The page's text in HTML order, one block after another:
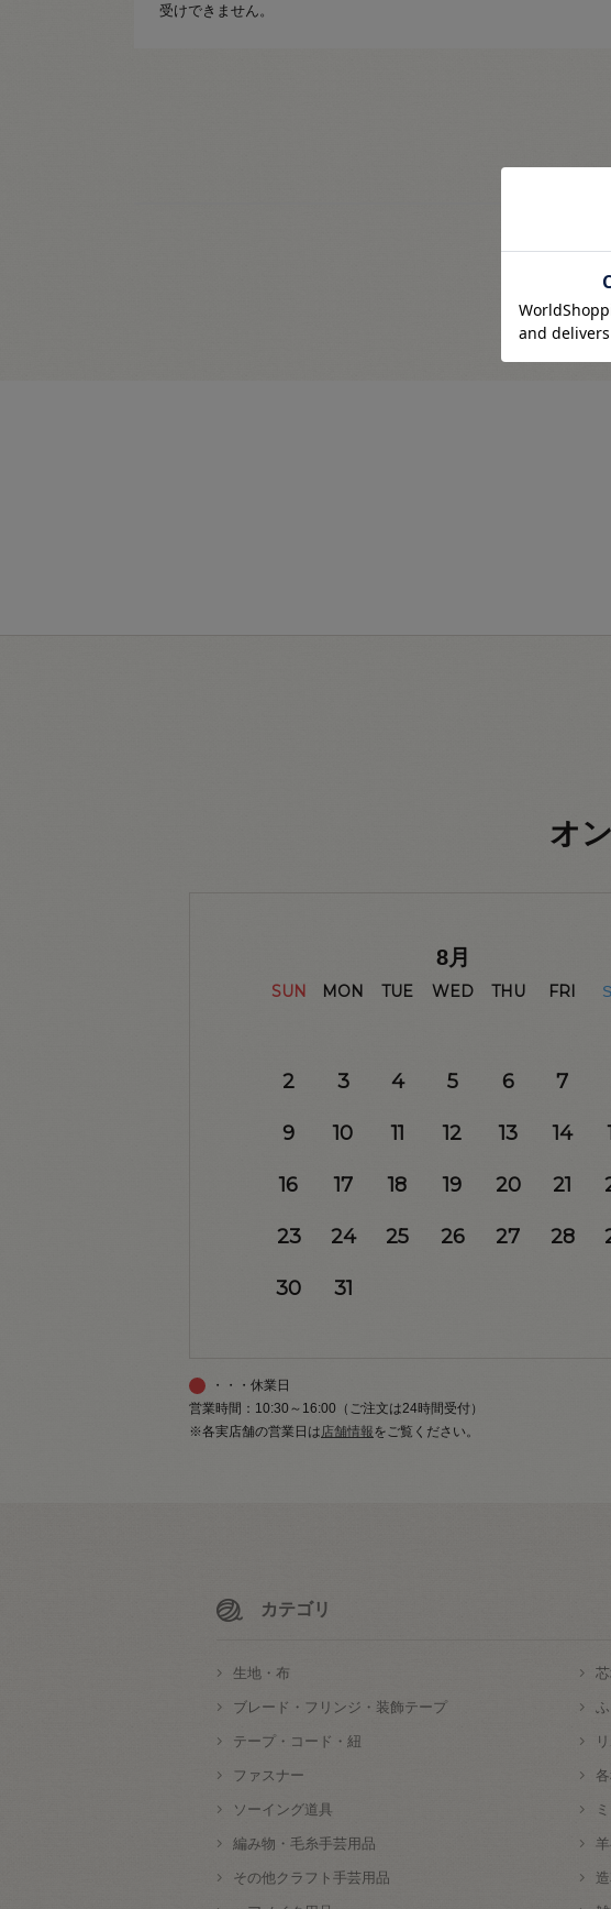
受けできません。
オ
8月
SUN MON TUE WED THU FRI
2 3 4 5 6 7
9 10 11 12 13 14
16 17 18 19 20 21
23 24 25 26 27 28
30 31
・・・休業日
営業時間：10:30～16:00（ご注文は24時間受付）
※各実店舗の営業日は店舗情報をご覧ください。
カテゴリ
生地・布
ブレード・フリンジ・装飾テープ
テープ・コード・紐
ファスナー
ソーイング道具
編み物・毛糸手芸用品
その他クラフト手芸用品